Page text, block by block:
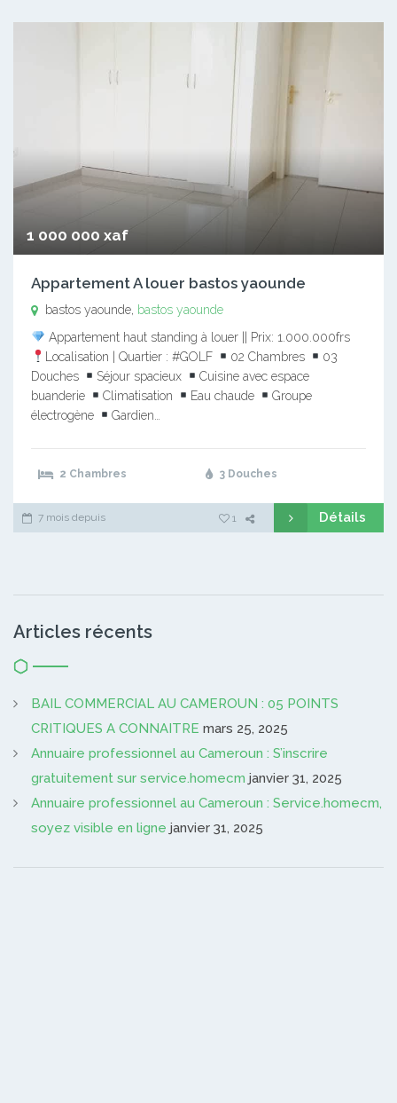
1 000 000 xaf
Appartement A louer bastos yaounde
bastos yaounde, bastos yaounde
Appartement haut standing à louer || Prix: 1.000.000frs
Localisation | Quartier : #GOLF
02 Chambres
03
Douches
Séjour spacieux
Cuisine avec espace
buanderie
Climatisation Eau chaude
Groupe
électrogène
Gardien…
2 Chambres 3 Douches
7 mois depuis 1 Détails
Articles récents
BAIL COMMERCIAL AU CAMEROUN : 05 POINTS
CRITIQUES A CONNAITRE mars 25, 2025
Annuaire professionnel au Cameroun : S’inscrire
gratuitement sur service.homecm janvier 31, 2025
Annuaire professionnel au Cameroun : Service.homecm,
soyez visible en ligne janvier 31, 2025